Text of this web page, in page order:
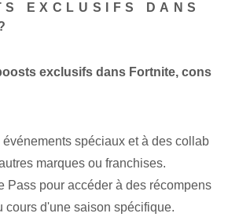
EXCLUSIFS DANS
exclusifs dans Fortnite, cons
événements spéciaux et à des collab
marques ou franchises.
Pass pour accéder à des récompens
cours d'une saison spécifique.